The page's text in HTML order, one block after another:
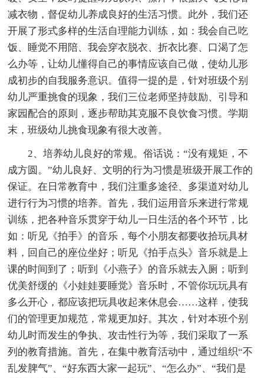
减衣物，督促幼儿养成良好的生活习惯。此外，我们还
开展了形式多样的生活自理能力训练，如：我会自己吃
饭、睡觉不用陪、我会穿衣脱衣、折衣比赛、口渴了怎
么办等，让幼儿懂得自己的事情应该自己做，使幼儿形
成初步的自我服务意识。值得一提的是，针对班级个别
幼儿严重挑食的现象，我们三位老师坚持鼓励、引导和
家园配合的原则，逐步帮助其克服不良饮食习惯。学期
末，班级幼儿挑食现象有很大改善。
2、培养幼儿良好的常规。俗话说：“没有规矩，不
成方圆。”幼儿良好、文明的行为习惯是班级开展工作的
保证。在日常教育中，我们注重多途径、多渠道对幼儿
进行行为习惯的培养。首先，我们运用音乐来进行常规
训练，把各种音乐贯穿于幼儿一日生活的各个环节，比
如：听见《拍手》的音乐，每个小朋友都要收拾玩具材
料，回自己的座位坐好；听见《拍手点头》音乐就是上
课的时间到了；听到《小燕子》的音乐就去入厕；听到
优美舒缓的《小娃娃要睡觉》音乐时，不管你玩玩具有
多么开心，都应该把玩具收起来休息会……这样，使我
们的管理更加规范，常规更加好。其次，针对本班个别
幼儿时而发生的争执、攻击性行为等，我们采取了一系
列的教育措施。首先，在集中教育活动中，通过组织“不
乱发脾气”、“好东西大家一起玩”、“怎么办”、“我们是